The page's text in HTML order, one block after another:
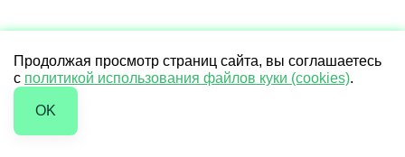
Продолжая просмотр страниц сайта, вы соглашаетесь
с политикой использования файлов куки (cookies).
OK